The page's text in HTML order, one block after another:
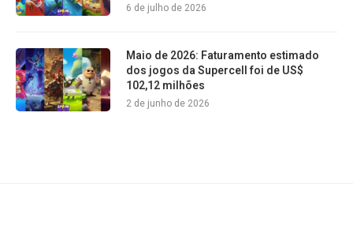
6 de julho de 2026
Maio de 2026: Faturamento estimado
dos jogos da Supercell foi de US$
102,12 milhões
2 de junho de 2026